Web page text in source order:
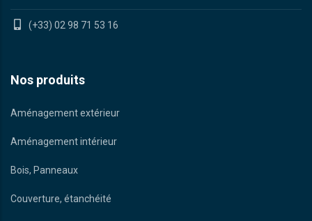
(+33) 02 98 71 53 16
Nos produits
Aménagement extérieur
Aménagement intérieur
Bois, Panneaux
Couverture, étanchéité